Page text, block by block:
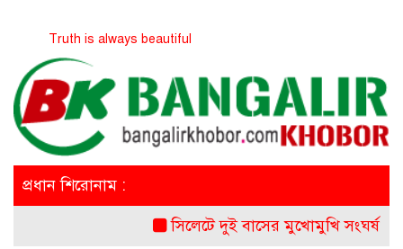
is always beautiful
প্রধান শিরোনাম :
সিলেটে দুই বাসের মুখোমুখি সংঘর্ষ: নিহত ৭